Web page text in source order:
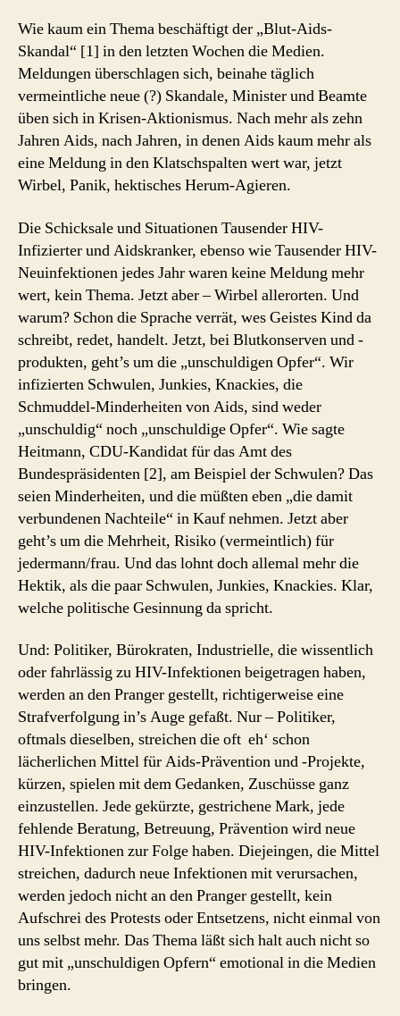
Wie kaum ein Thema beschäftigt der „Blut-Aids-
Skandal“ [1] in den letzten Wochen die Medien.
Meldungen überschlagen sich, beinahe täglich
vermeintliche neue (?) Skandale, Minister und Beamte
üben sich in Krisen-Aktionismus. Nach mehr als zehn
Jahren Aids, nach Jahren, in denen Aids kaum mehr als
eine Meldung in den Klatschspalten wert war, jetzt
Wirbel, Panik, hektisches Herum-Agieren.
Die Schicksale und Situationen Tausender HIV-
Infizierter und Aidskranker, ebenso wie Tausender HIV-
Neuinfektionen jedes Jahr waren keine Meldung mehr
wert, kein Thema. Jetzt aber – Wirbel allerorten. Und
warum? Schon die Sprache verrät, wes Geistes Kind da
schreibt, redet, handelt. Jetzt, bei Blutkonserven und -
produkten, geht’s um die „unschuldigen Opfer“. Wir
infizierten Schwulen, Junkies, Knackies, die
Schmuddel-Minderheiten von Aids, sind weder
„unschuldig“ noch „unschuldige Opfer“. Wie sagte
Heitmann, CDU-Kandidat für das Amt des
Bundespräsidenten [2], am Beispiel der Schwulen? Das
seien Minderheiten, und die müßten eben „die damit
verbundenen Nachteile“ in Kauf nehmen. Jetzt aber
geht’s um die Mehrheit, Risiko (vermeintlich) für
jedermann/frau. Und das lohnt doch allemal mehr die
Hektik, als die paar Schwulen, Junkies, Knackies. Klar,
welche politische Gesinnung da spricht.
Und: Politiker, Bürokraten, Industrielle, die wissentlich
oder fahrlässig zu HIV-Infektionen beigetragen haben,
werden an den Pranger gestellt, richtigerweise eine
Strafverfolgung in’s Auge gefaßt. Nur – Politiker,
oftmals dieselben, streichen die oft eh‘ schon
lächerlichen Mittel für Aids-Prävention und -Projekte,
kürzen, spielen mit dem Gedanken, Zuschüsse ganz
einzustellen. Jede gekürzte, gestrichene Mark, jede
fehlende Beratung, Betreuung, Prävention wird neue
HIV-Infektionen zur Folge haben. Diejeingen, die Mittel
streichen, dadurch neue Infektionen mit verursachen,
werden jedoch nicht an den Pranger gestellt, kein
Aufschrei des Protests oder Entsetzens, nicht einmal von
uns selbst mehr. Das Thema läßt sich halt auch nicht so
gut mit „unschuldigen Opfern“ emotional in die Medien
bringen.